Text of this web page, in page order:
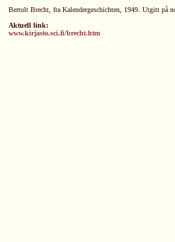
Bertolt Brecht, fra Kalendergeschichten, 1949. Utgitt på
Aktuell link:
www.kirjasto.sci.fi/brecht.htm